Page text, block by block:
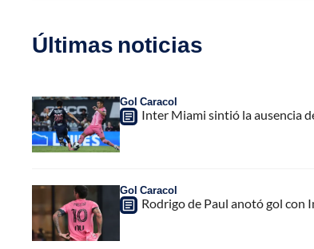
Últimas noticias
Gol Caracol
Inter Miami sintió la ausencia
Gol Caracol
Rodrigo de Paul anotó gol con